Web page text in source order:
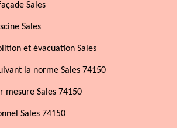
Sales
Sales
et évacuation Sales
la norme Sales 74150
mesure Sales 74150
Sales 74150